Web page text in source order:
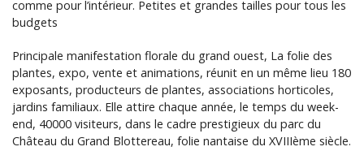
comme pour l’intérieur. Petites et grandes tailles pour tous les
budgets
Principale manifestation florale du grand ouest, La folie des
plantes, expo, vente et animations, réunit en un même lieu 180
exposants, producteurs de plantes, associations horticoles,
jardins familiaux. Elle attire chaque année, le temps du week-
end, 40000 visiteurs, dans le cadre prestigieux du parc du
Château du Grand Blottereau, folie nantaise du XVIIIème siècle.